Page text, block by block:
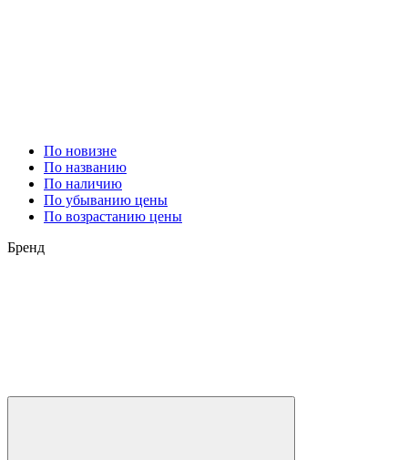
По новизне
По названию
По наличию
По убыванию цены
По возрастанию цены
Бренд